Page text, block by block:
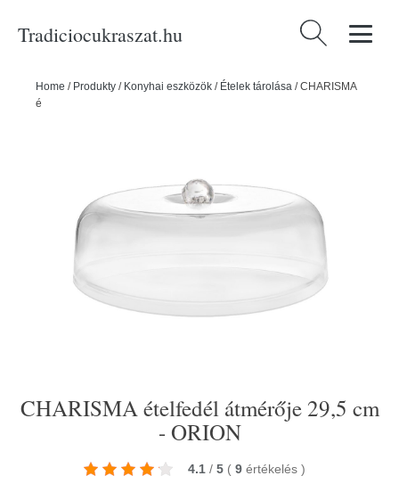
Tradiciocukraszat.hu Keresés:
Home / Produkty / Konyhai eszközök / Ételek tárolása /CHARISMA
ételfedél átmérője 29,5 cm - ORION
CHARISMA ételfedél átmérője 29,5 cm
- ORION
4.1 / 5 ( 9 értékelés )